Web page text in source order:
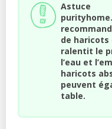
Astuce
de haricots
ralentit le
l’eau et
haricots
peuvent
table.